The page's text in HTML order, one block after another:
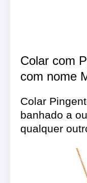
Colar com
com nome
Colar
banhado a
qualquer